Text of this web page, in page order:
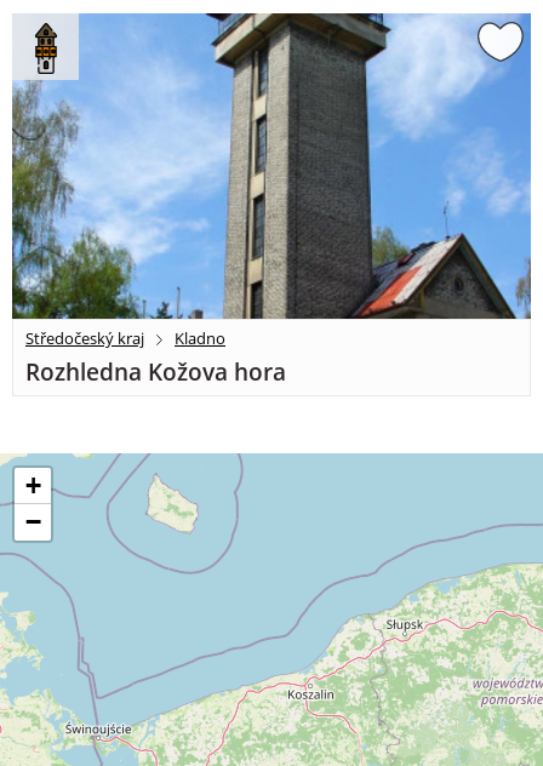
Středočeský kraj Kladno
Rozhledna Kožova hora
+
−